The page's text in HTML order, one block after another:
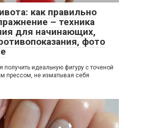
как правильно
– техника
для начинающих,
фото
получить идеальную фигуру с точеной
прессом, не изматывая себя